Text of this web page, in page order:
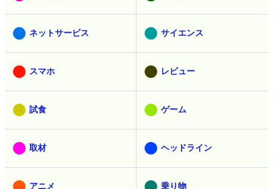
ネットサービス サイエンス
スマホ レビュー
試食 ゲーム
取材 ヘッドライン
アニメ 乗り物